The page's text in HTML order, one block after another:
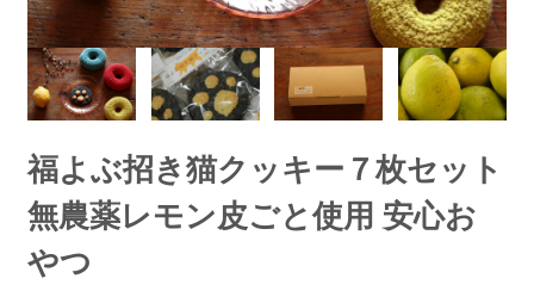
福よぶ招き猫クッキー７枚セット
無農薬レモン皮ごと使用 安心お
やつ